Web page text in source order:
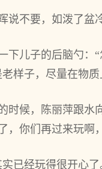
说不要，如泼了盆
下儿子的后脑勺：
样子，尽量在物
时候，陈丽萍跟水
，你们再过来玩啊
已经玩得很开心了